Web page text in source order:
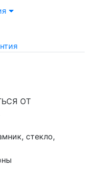
ОТ
стекло,